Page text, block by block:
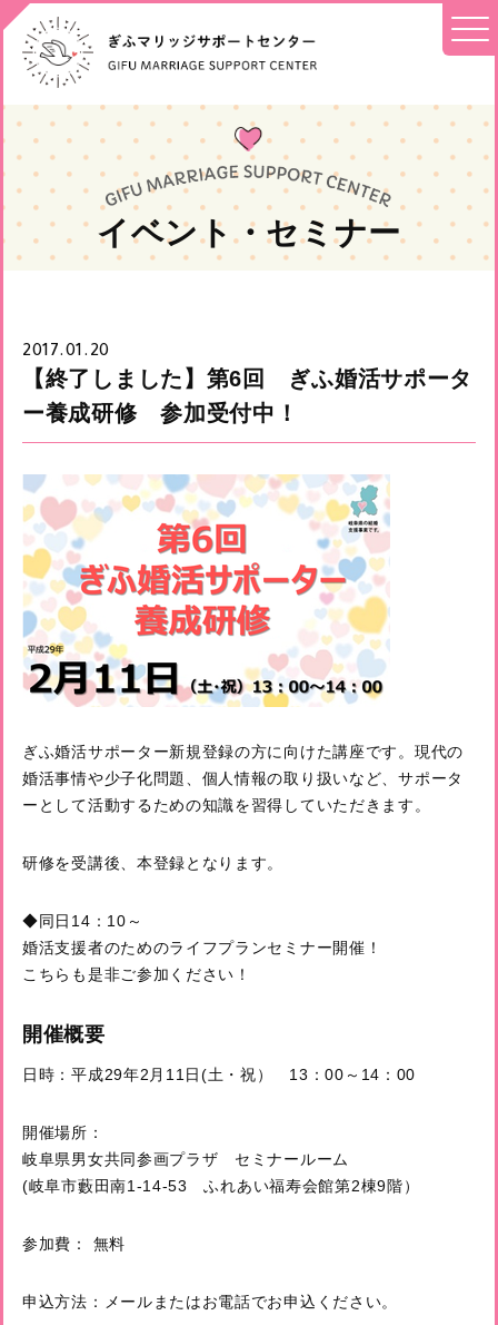
イベント・セミナー
2017.01.20
【終了しました】第6回 ぎふ婚活サポータ
ー養成研修 参加受付中！
ぎふ婚活サポーター新規登録の方に向けた講座です。現代の
婚活事情や少子化問題、個人情報の取り扱いなど、サポータ
ーとして活動するための知識を習得していただきます。
研修を受講後、本登録となります。
◆同日14：10～
婚活支援者のためのライフプランセミナー開催！
こちらも是非ご参加ください！
開催概要
日時：平成29年2月11日(土・祝） 13：00～14：00
開催場所：
岐阜県男女共同参画プラザ セミナールーム
(岐阜市藪田南1-14-53 ふれあい福寿会館第2棟9階）
参加費： 無料
申込方法：メールまたはお電話でお申込ください。